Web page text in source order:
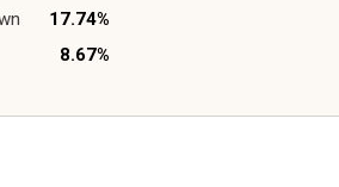
17.74%
8.67%